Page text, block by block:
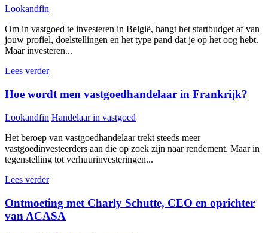
Lookandfin
Om in vastgoed te investeren in België, hangt het startbudget af van
jouw profiel, doelstellingen en het type pand dat je op het oog hebt.
Maar investeren...
Lees verder
Hoe wordt men vastgoedhandelaar in Frankrijk?
Lookandfin Handelaar in vastgoed
Het beroep van vastgoedhandelaar trekt steeds meer
vastgoedinvesteerders aan die op zoek zijn naar rendement. Maar in
tegenstelling tot verhuurinvesteringen...
Lees verder
Ontmoeting met Charly Schutte, CEO en oprichter
van ACASA